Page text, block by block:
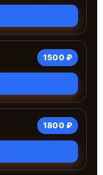
1500 ₽
1800 ₽